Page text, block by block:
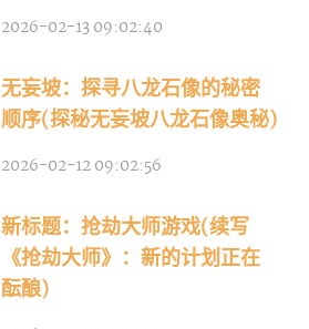
2026-02-13 09:02:40
无妄坡：探寻八龙石像的秘密
顺序(探秘无妄坡八龙石像奥秘)
2026-02-12 09:02:56
新标题：抢劫大师游戏(续写
《抢劫大师》：新的计划正在
酝酿)